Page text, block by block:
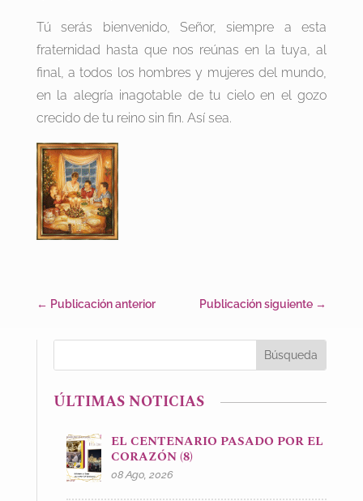
Tú serás bienvenido, Señor, siempre a esta
fraternidad hasta que nos reúnas en la tuya, al
final, a todos los hombres y mujeres del mundo,
en la alegría inagotable de tu cielo en el gozo
crecido de tu reino sin fin. Así sea.
← Publicación anterior Publicación siguiente →
ÚLTIMAS NOTICIAS
EL CENTENARIO PASADO POR EL
CORAZÓN (8)
08 Ago, 2026